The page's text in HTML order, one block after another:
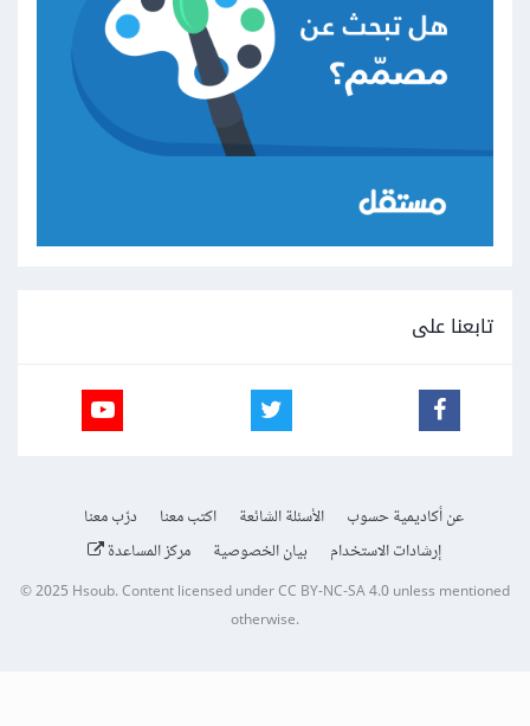
تابعنا على
عن أكاديمية حسوب الأسئلة الشائعة اكتب معنا
درّب معنا
إرشادات الاستخدام
بيان الخصوصية مركز المساعدة
© 2025 Hsoub.Content licensed underCC BY-NC-SA 4.0unless mentioned
otherwise.